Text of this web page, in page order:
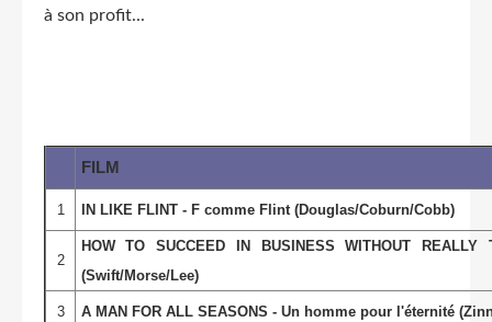
à son profit...
FILM
1 IN LIKE FLINT - F comme Flint (Douglas/Coburn/Cobb)
2
HOW TO SUCCEED IN BUSINESS WITHOUT
(Swift/Morse/Lee)
3 A MAN FOR ALL SEASONS - Un homme pour l'éternité